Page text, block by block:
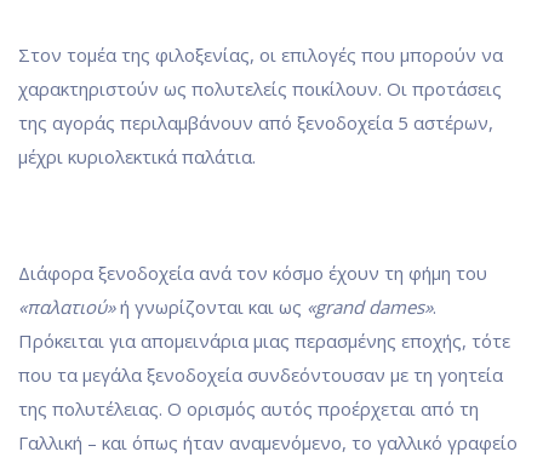
Στον τομέα της φιλοξενίας, οι επιλογές που μπορούν να
χαρακτηριστούν ως πολυτελείς ποικίλουν. Οι προτάσεις
της αγοράς περιλαμβάνουν από ξενοδοχεία 5 αστέρων,
μέχρι κυριολεκτικά παλάτια.
Διάφορα ξενοδοχεία ανά τον κόσμο έχουν τη φήμη του
«παλατιού»ή γνωρίζονται και ως «grand dames».
Πρόκειται για απομεινάρια μιας περασμένης εποχής, τότε
που τα μεγάλα ξενοδοχεία συνδεόντουσαν με τη γοητεία
της πολυτέλειας. Ο ορισμός αυτός προέρχεται από τη
Γαλλική – και όπως ήταν αναμενόμενο, το γαλλικό γραφείο